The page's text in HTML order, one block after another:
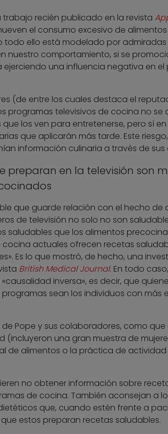
trabajo recién publicado en la revista
el consumo excesivo de
todo ello está modelado por
nuestro comportamiento, si se
una influencia negativa en el
(de entre los cuales destaca el
programas televisivos de cocina no se
los ven para entretenerse, pero sí
que aplicarán más tarde. Este
información culinaria a través de sus
preparan en la televisión son
que guarde relación con el hecho de
de televisión no solo no son
saludables que los alimentos
actuales ofrecen recetas
Es lo que mostró, de hecho, una
British Medical Journal. En todo
inversa», es decir, que
sean los individuos con más
de Pope y sus colaboradores, como
(incluyeron una gran muestra de
de alimentos o la práctica de
no obtener información sobre
de cocina. También aconsejan a
que, cuando estén frente a
estos preparan recetas saludables.